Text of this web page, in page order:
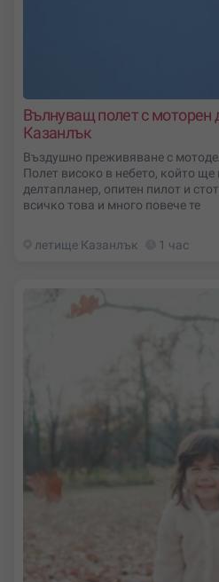
Вълнуващ полет с моторен
Казанлък
Въздушно преживяване с
Полет високо в небето, който
делтапланер, опитен пилот и
всичко това и много повече те
летище Казанлък 1 час